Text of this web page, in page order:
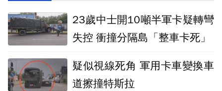
23歲中士開10噸半軍卡疑轉彎
失控 衝撞分隔島「整車卡死」
疑似視線死角 軍用卡車變換車
道擦撞特斯拉